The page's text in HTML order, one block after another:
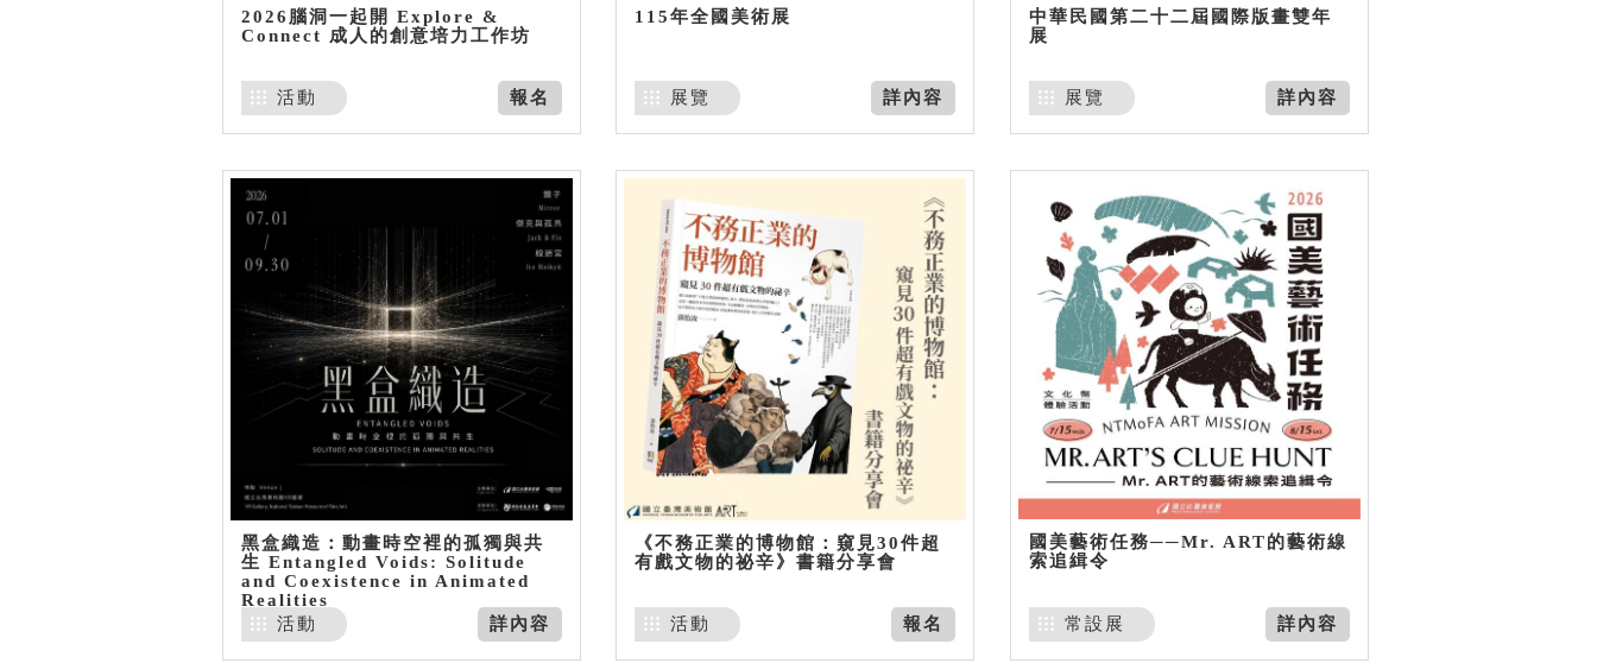
2026腦洞一起開 Explore &
Connect 成人的創意培力工作坊
報名
活動
115年全國美術展
詳內容
展覽
中華民國第二十二屆國際版畫雙年
展
詳內容
展覽
黑盒織造：動畫時空裡的孤獨與共
生 Entangled Voids: Solitude
and Coexistence in Animated
Realities
詳內容
活動
《不務正業的博物館：窺見30件超
有戲文物的祕辛》書籍分享會
報名
活動
國美藝術任務──Mr. ART的藝術線
索追緝令
詳內容
常設展